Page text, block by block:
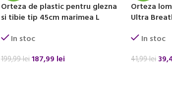
Orteza de plastic pentru glezna
si tibie tip 45cm marimea L
In stoc
199,99lei187,99 lei
Orteza
Ultra
In stoc
41,99lei